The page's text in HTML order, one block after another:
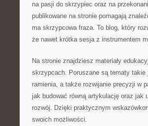
na pasji do skrzypiec oraz na
publikowane na stronie pomagają
ma skrzypcowa fraza. To blog, który
że nawet krótka sesja z instrumentem
Na stronie znajdziesz materiały
skrzypcach. Poruszane są tematy takie
ramienia, a także rozwijanie precyzji w
jak budować równą artykulację oraz jak
rozwój. Dzięki praktycznym
swoich możliwości.